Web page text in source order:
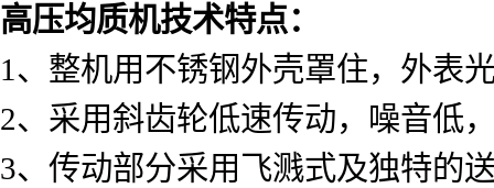
高压均质机技术特点：
1、整机用不锈钢外壳罩住，外表
2、采用斜齿轮低速传动，噪音低
3、传动部分采用飞溅式及独特的